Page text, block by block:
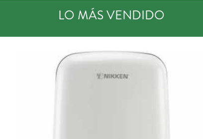
LO MÁS VENDIDO